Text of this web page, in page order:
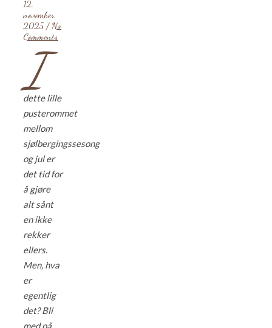
12.
november
2025 / No
Comments
I
dette lille
pusterommet
mellom
sjølbergingssesong
og jul er
det tid for
å gjøre
alt sånt
en ikke
rekker
ellers.
Men, hva
er
egentlig
det? Bli
med på